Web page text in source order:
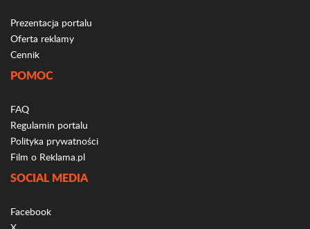
Prezentacja portalu
Oferta reklamy
Cennik
POMOC
FAQ
Regulamin portalu
Polityka prywatności
Film o Reklama.pl
SOCIAL MEDIA
Facebook